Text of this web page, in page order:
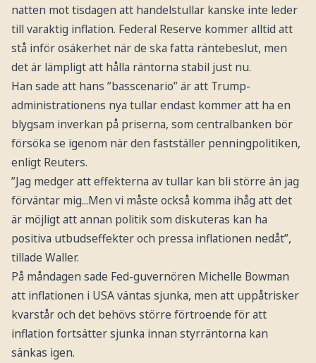
natten mot tisdagen att handelstullar kanske inte leder
till varaktig inflation. Federal Reserve kommer alltid att
stå inför osäkerhet när de ska fatta räntebeslut, men
det är lämpligt att hålla räntorna stabil just nu.
Han sade att hans ”basscenario” är att Trump-
administrationens nya tullar endast kommer att ha en
blygsam inverkan på priserna, som centralbanken bör
försöka se igenom när den fastställer penningpolitiken,
enligt Reuters.
”Jag medger att effekterna av tullar kan bli större än jag
förväntar mig...Men vi måste också komma ihåg att det
är möjligt att annan politik som diskuteras kan ha
positiva utbudseffekter och pressa inflationen nedåt”,
tillade Waller.
På måndagen sade Fed-guvernören Michelle Bowman
att inflationen i USA väntas sjunka, men att uppåtrisker
kvarstår och det behövs större förtroende för att
inflation fortsätter sjunka innan styrräntorna kan
sänkas igen.